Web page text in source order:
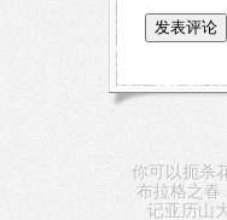
你可以扼杀
布拉格之春
记亚历山